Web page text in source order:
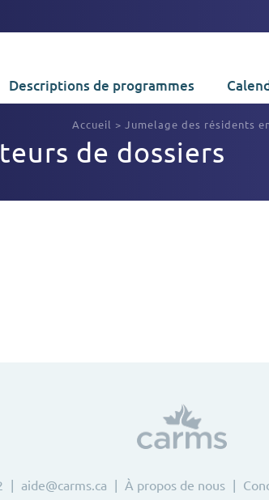
Descriptions de programmes
Accueil > Jumelage des résidents
de dossiers
aide@carms.ca À propos de nous